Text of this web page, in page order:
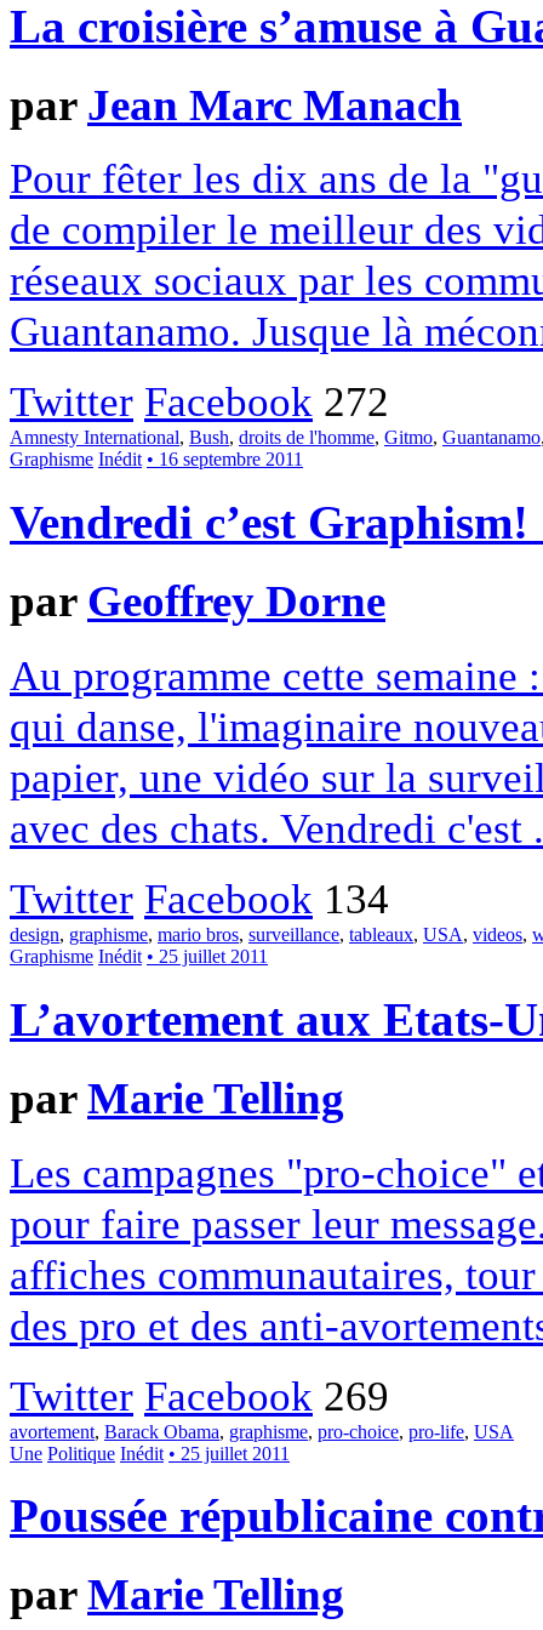
La croisière s’amuse à
par Jean Marc Manach
Pour fêter les dix ans de la
de compiler le meilleur des
réseaux sociaux par les
Guantanamo. Jusque là
Twitter Facebook 272
Amnesty International, Bush, droits de l'homme, Gitmo, Guantanamo
Graphisme Inédit • 16 septembre 2011
Vendredi c’est Graphism!
par Geoffrey Dorne
Au programme cette semaine
qui danse, l'imaginaire
papier, une vidéo sur la
avec des chats. Vendredi
Twitter Facebook 134
design, graphisme, mario bros, surveillance, tableaux, USA, videos,
Graphisme Inédit • 25 juillet 2011
L’avortement aux Etats-
parMarie Telling
Les campagnes "pro-choice"
pour faire passer leur
affiches communautaires,
des pro et des anti-
Twitter Facebook 269
avortement, Barack Obama, graphisme, pro-choice, pro-life, USA
Une Politique Inédit • 25 juillet 2011
Poussée républicaine
parMarie Telling